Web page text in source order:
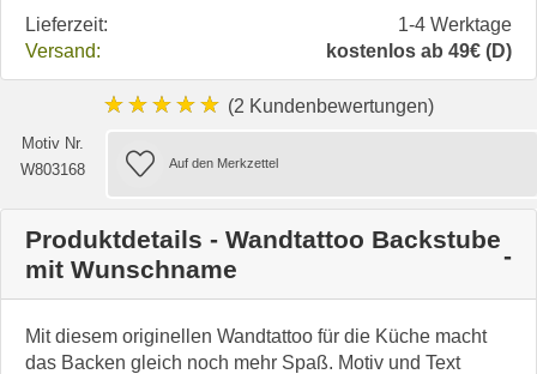
Lieferzeit:
1-4 Werktage
Versand:
kostenlos ab 49€ (D)
★★★★★ (2 Kundenbewertungen)
Motiv Nr.
W803168
Produktdetails - Wandtattoo Backstube
mit Wunschname
Mit diesem originellen Wandtattoo für die Küche macht
das Backen gleich noch mehr Spaß. Motiv und Text